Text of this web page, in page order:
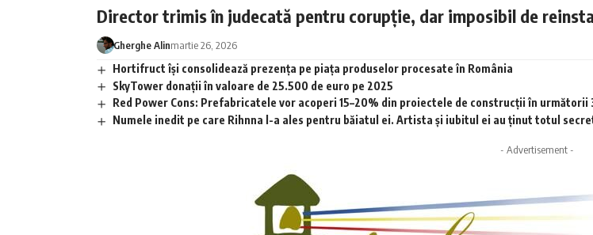
Director trimis în judecată pentru corupție, dar imposibil de
Gherghe Alinmartie 26, 2026
Hortifruct își consolidează prezența pe piața produselor procesate în România
SkyTower donații în valoare de 25.500 de euro pe 2025
Red Power Cons: Prefabricatele vor acoperi 15–20% din proiectele de construcții în următorii
Numele inedit pe care Rihnna l-a ales pentru băiatul ei. Artista și iubitul ei au ținut totul
- Advertisement -